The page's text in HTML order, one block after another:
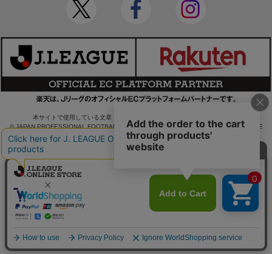
本サイトで使用している文章・画像等の無断での複製・転載を禁止します。
© JAPAN PROFESSIONAL FOOTBALL LEAGUE Rakuten Group, Inc. ALL RIGHTS RE
SERVED.